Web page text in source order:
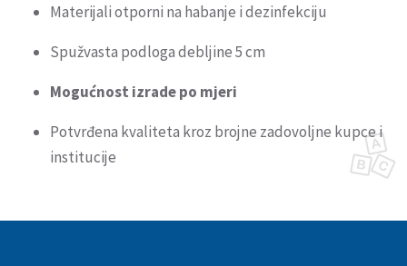
Materijali otporni na habanje i dezinfekciju
Spužvasta podloga debljine 5 cm
Mogućnost izrade po mjeri
Potvrđena kvaliteta kroz brojne zadovoljne kupce i
institucije